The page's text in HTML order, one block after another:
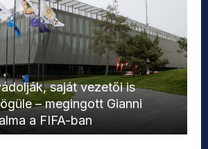
saját vezetői is
– megingott Gianni
a FIFA-ban